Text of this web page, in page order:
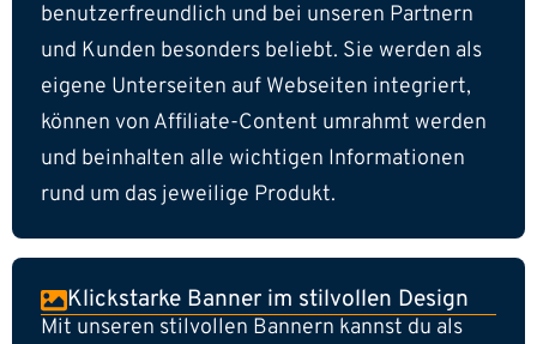
benutzerfreundlich und bei unseren Partnern
und Kunden besonders beliebt. Sie werden als
eigene Unterseiten auf Webseiten integriert,
können von Affiliate-Content umrahmt werden
und beinhalten alle wichtigen Informationen
rund um das jeweilige Produkt.
Klickstarke Banner im stilvollen Design
Mit unseren stilvollen Bannern kannst du als